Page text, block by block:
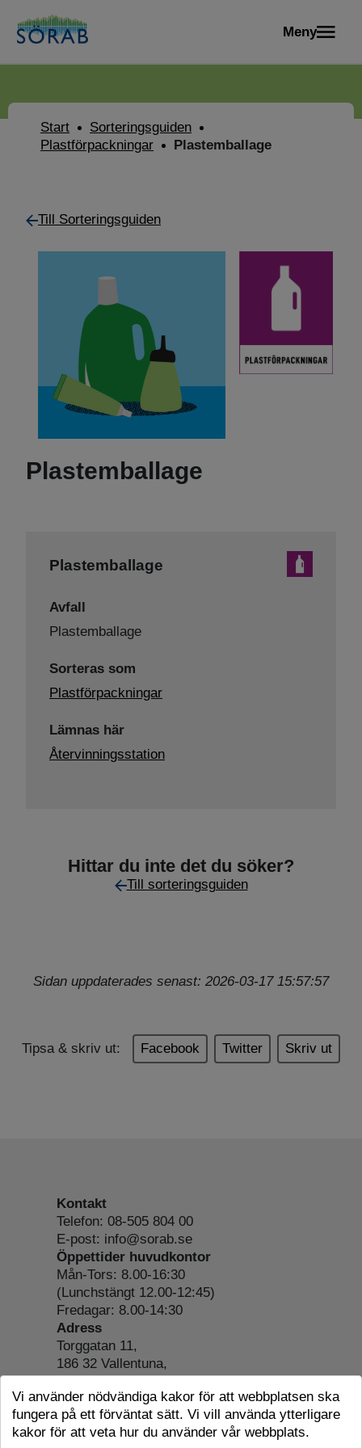
Meny
Start
Sorteringsguiden
Plastförpackningar
Plastemballage
Till Sorteringsguiden
Plastemballage
Plastemballage
Avfall
Plastemballage
Sorteras som
Plastförpackningar
Lämnas här
Återvinningsstation
Hittar du inte det du söker?
Till sorteringsguiden
Sidan uppdaterades senast: 2026-03-17 15:57:57
Tipsa & skriv ut: Facebook Twitter Skriv ut
Kontakt
Telefon: 08-505 804 00
E-post: info@sorab.se
Öppettider huvudkontor
Mån-Tors: 8.00-16:30
(Lunchstängt 12.00-12:45)
Fredagar: 8.00-14:30
Adress
Torggatan 11,
186 32 Vallentuna,
Org.nr: 556197-4022
Om webbplatsen
Tillgänglighetsredogörelse
Cookie-information
Vi använder nödvändiga kakor för att webbplatsen ska
fungera på ett förväntat sätt. Vi vill använda ytterligare
kakor för att veta hur du använder vår webbplats.